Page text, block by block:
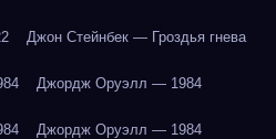
Джон Стейнбек — Гроздья гнева
Джордж Оруэлл — 1984
Джордж Оруэлл — 1984